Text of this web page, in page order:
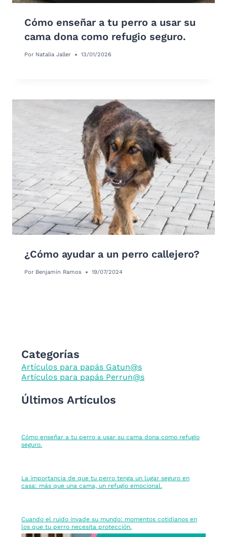
Cómo enseñar a tu perro a usar su
cama dona como refugio seguro.
Por Natalia Jaller 13/01/2026
¿Cómo ayudar a un perro callejero?
Por Benjamín Ramos 19/07/2024
Categorías
Artículos para papás Gatun@s
Artículos para papás Perrun@s
Últimos Artículos
Cómo enseñar a tu perro a usar su cama dona como refugio
seguro.
La importancia de que tu perro tenga un lugar seguro en
casa: más que una cama, un refugio emocional.
Cuando el ruido invade su mundo: momentos cotidianos en
los que tu perro necesita protección.